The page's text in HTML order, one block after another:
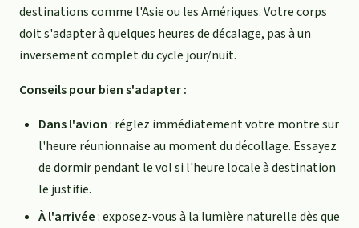
destinations comme l'Asie ou les Amériques. Votre corps
doit s'adapter à quelques heures de décalage, pas à un
inversement complet du cycle jour/nuit.
Conseils pour bien s'adapter :
Dans l'avion: réglez immédiatement votre montre sur
l'heure réunionnaise au moment du décollage. Essayez
de dormir pendant le vol si l'heure locale à destination
le justifie.
À l'arrivée: exposez-vous à la lumière naturelle dès que